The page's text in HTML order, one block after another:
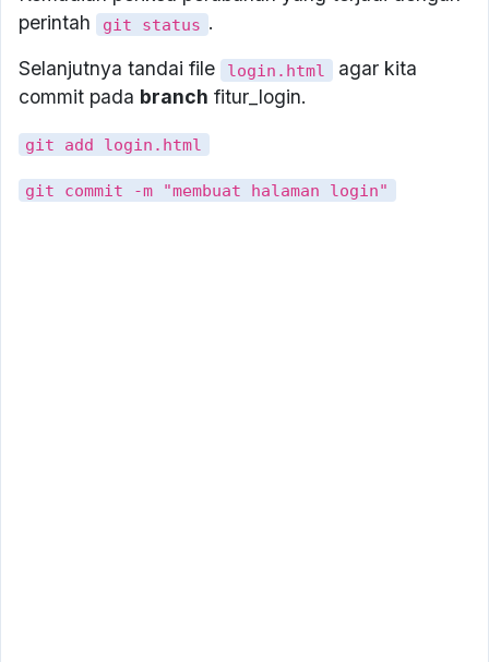
perintah
git status .
Selanjutnya tandai file
login.html
agar kita
commit pada branch fitur_login.
git add login.html
git commit -m "membuat halaman login"